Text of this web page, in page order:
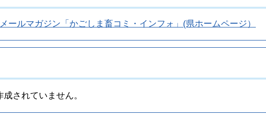
ールマガジン「かごしま畜コミ・インフォ」(県ホームページ）
されていません。